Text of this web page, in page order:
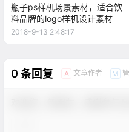
瓶子ps样机场景素材，适合饮
料品牌的logo样机设计素材
2018-9-13 2:48:17
0 条回复 A 文章作者 M